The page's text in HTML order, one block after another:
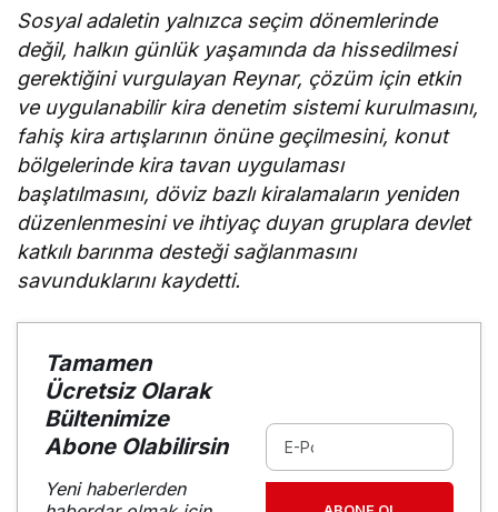
Sosyal adaletin yalnızca seçim dönemlerinde
değil, halkın günlük yaşamında da hissedilmesi
gerektiğini vurgulayan Reynar, çözüm için etkin
ve uygulanabilir kira denetim sistemi kurulmasını,
fahiş kira artışlarının önüne geçilmesini, konut
bölgelerinde kira tavan uygulaması
başlatılmasını, döviz bazlı kiralamaların yeniden
düzenlenmesini ve ihtiyaç duyan gruplara devlet
katkılı barınma desteği sağlanmasını
savunduklarını kaydetti.
Tamamen
Ücretsiz Olarak
Bültenimize
Abone Olabilirsin
Yeni haberlerden